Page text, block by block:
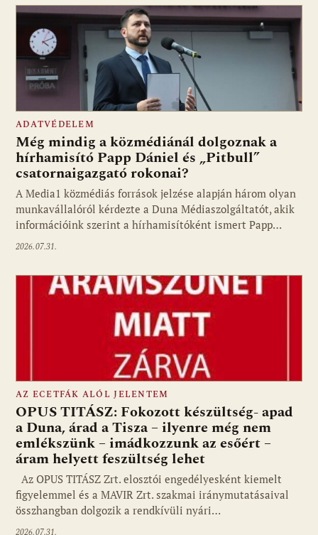
ADATVÉDELEM
Még mindig a közmédiánál dolgoznak a
hírhamisító Papp Dániel és „Pitbull”
csatornaigazgató rokonai?
A Media1 közmédiás források jelzése alapján három olyan
munkavállalóról kérdezte a Duna Médiaszolgáltatót, akik
információink szerint a hírhamisítóként ismert Papp…
2026.07.31.
AZ ECETFÁK ALÓL JELENTEM
OPUS TITÁSZ: Fokozott készültség- apad
a Duna, árad a Tisza – ilyenre még nem
emlékszünk – imádkozzunk az esőért –
áram helyett feszültség lehet
Az OPUS TITÁSZ Zrt. elosztói engedélyesként kiemelt
figyelemmel és a MAVIR Zrt. szakmai iránymutatásaival
összhangban dolgozik a rendkívüli nyári…